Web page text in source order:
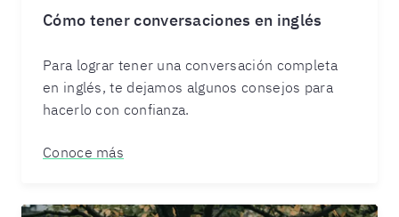
Cómo tener conversaciones en inglés
Para lograr tener una conversación completa
en inglés, te dejamos algunos consejos para
hacerlo con confianza.
Conoce más